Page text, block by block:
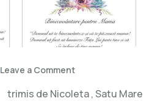
Leave a Comment
trimis de Nicoleta , Satu Mare